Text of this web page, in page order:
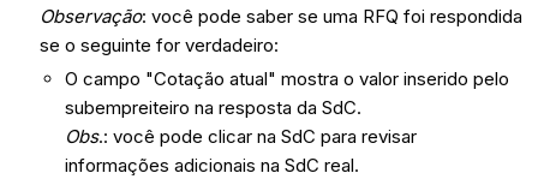
Observação: você pode saber se uma RFQ foi respondida
se o seguinte for verdadeiro:
O campo "Cotação atual" mostra o valor inserido pelo
subempreiteiro na resposta da SdC.
Obs.: você pode clicar na SdC para revisar
informações adicionais na SdC real.